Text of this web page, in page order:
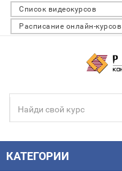
Список видеокурсов
Расписание онлайн-курсов
КАТЕГОРИИ